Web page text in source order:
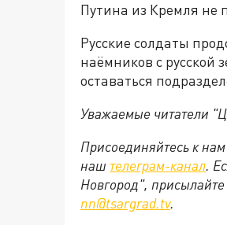
Путина из Кремля не
Русские солдаты
наёмников с русской
оставаться
Уважаемые читатели
Присоединяйтесь к нам
наш телеграм-канал.
Новгород",
nn@tsargrad.tv.